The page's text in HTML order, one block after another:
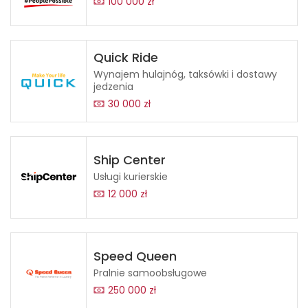
Quick Ride
Wynajem hulajnóg, taksówki i dostawy
jedzenia
30 000 zł
Ship Center
Usługi kurierskie
12 000 zł
Speed Queen
Pralnie samoobsługowe
250 000 zł